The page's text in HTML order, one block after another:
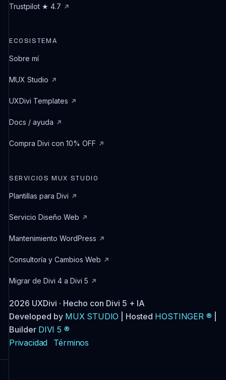
Trustpilot ★ 4.7
ECOSISTEMA
Sobre mí
MUX Studio
UXDivi Templates
Docs / ayuda
Compra Divi con 10% OFF
SERVICIOS MUX STUDIO
Plantillas para Divi
Servicio Diseño Web
Mantenimiento WordPress
Consultoría y Cambios Web
Migrar de Divi 4 a Divi 5
2026 UXDivi · Hecho con Divi 5 + IA
Developed by MUX STUDIO | Hosted HOSTINGER ®
Builder DIVI 5 ®
Privacidad
Términos